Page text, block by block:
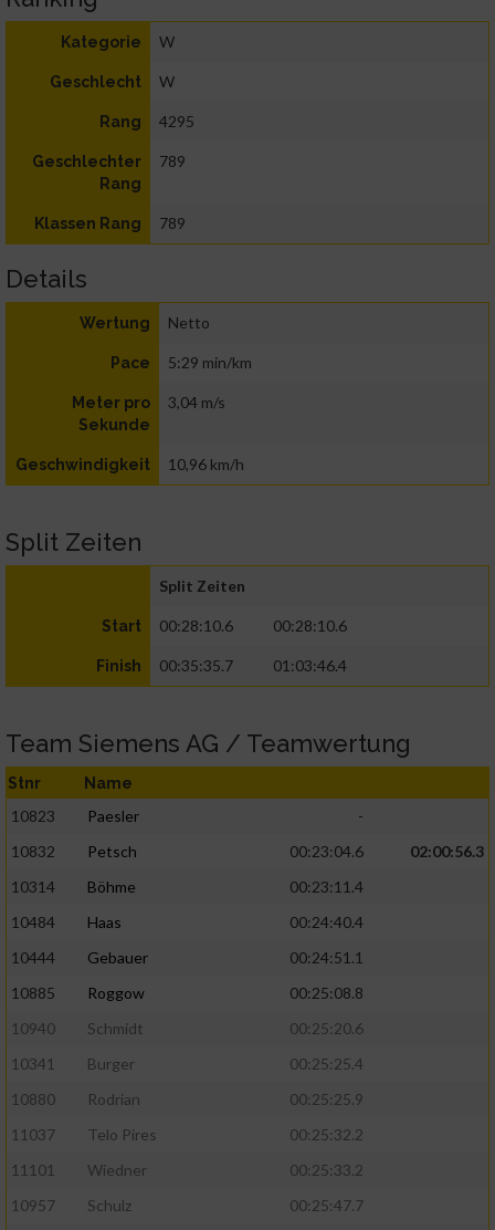
Kategorie W
Geschlecht W
Rang 4295
Geschlechter
Rang
789
Klassen Rang 789
Details
Wertung Netto
Pace 5:29 min/km
Meter pro
Sekunde
3,04 m/s
Geschwindigkeit 10,96 km/h
Split Zeiten
Split Zeiten
Start 00:28:10.6 00:28:10.6
Finish 00:35:35.7 01:03:46.4
Team Siemens AG / Teamwertung
Stnr Name
10823 Paesler
-
10832
Petsch 00:23:04.6
02:00:56.3
10314
Böhme
00:23:11.4
10484
Haas
00:24:40.4
10444
Gebauer
00:24:51.1
10885
Roggow
00:25:08.8
10940
Schmidt
00:25:20.6
10341
Burger
00:25:25.4
10880
Rodrian
00:25:25.9
11037
Telo Pires
00:25:32.2
11101
Wiedner
00:25:33.2
10957
Schulz
00:25:47.7